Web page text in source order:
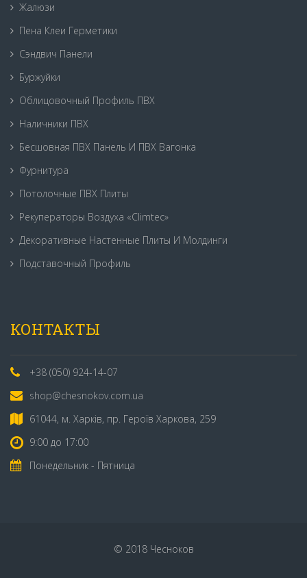
Жалюзи
Пена Клеи Герметики
Сэндвич Панели
Буржуйки
Облицовочный Профиль ПВХ
Наличники ПВХ
Бесшовная ПВХ Панель И ПВХ Вагонка
Фурнитура
Потолочные ПВХ Плиты
Рекуператоры Воздуха «Climtec»
Декоративные Настенные Плиты И Молдинги
Подставочный Профиль
КОНТАКТЫ
+38 (050) 924-14-07
shop@chesnokov.com.ua
61044, м. Харків, пр. Героїв Харкова, 259
9:00 до 17:00
Понедельник - Пятница
© 2018 Чесноков